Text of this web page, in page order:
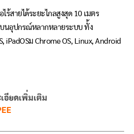
ร้สายได้ระยะไกลสูงสุด 10 เมตร
นอุปกรณ์หลากหลายระบบ ทั้ง
iPadOSม Chrome OS, Linux, Android
อียดเพิ่มเติม